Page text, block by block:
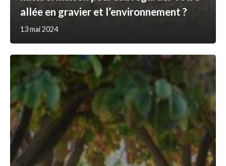
allée en gravier et l’environnement ?
13 mai 2024